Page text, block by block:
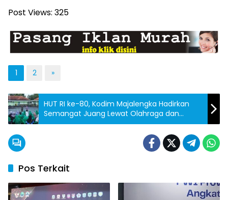
Post Views: 325
1 2 »
HUT RI ke-80, Kodim Majalengka Hadirkan
Semangat Juang Lewat Olahraga dan
Cerdas Cermat
Pos Terkait